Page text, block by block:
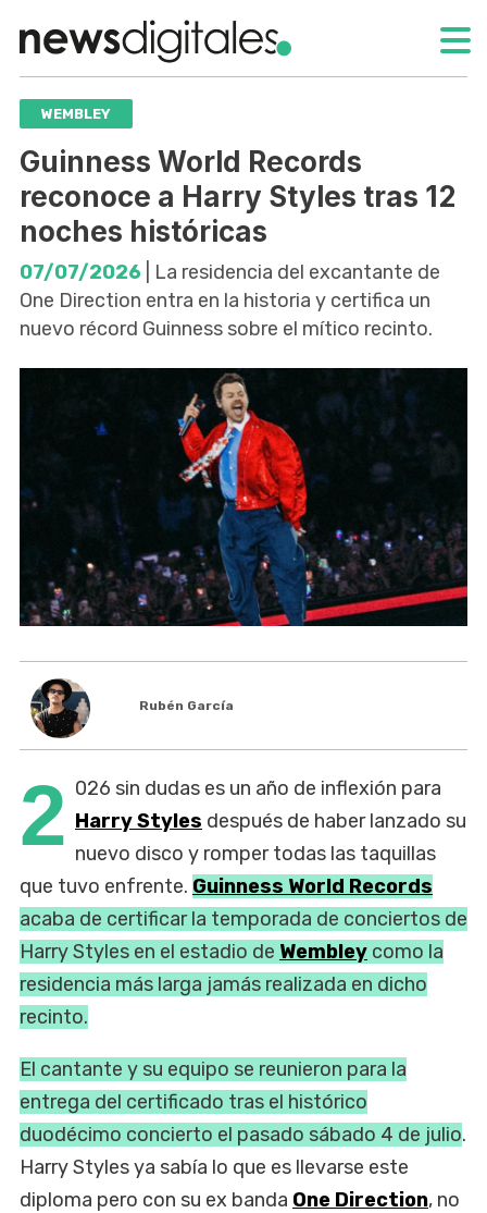
WEMBLEY
Guinness World Records
reconoce a Harry Styles tras 12
noches históricas
07/07/2026 | La residencia del excantante de
One Direction entra en la historia y certifica un
nuevo récord Guinness sobre el mítico recinto.
Rubén García
2 026 sin dudas es un año de inflexión para
Harry Styles después de haber lanzado su
nuevo disco y romper todas las taquillas
que tuvo enfrente. Guinness World Records
acaba de certificar la temporada de conciertos de
Harry Styles en el estadio de Wembley como la
residencia más larga jamás realizada en dicho
recinto.
El cantante y su equipo se reunieron para la
entrega del certificado tras el histórico
duodécimo concierto el pasado sábado 4 de julio.
Harry Styles ya sabía lo que es llevarse este
diploma pero con su ex banda One Direction, no